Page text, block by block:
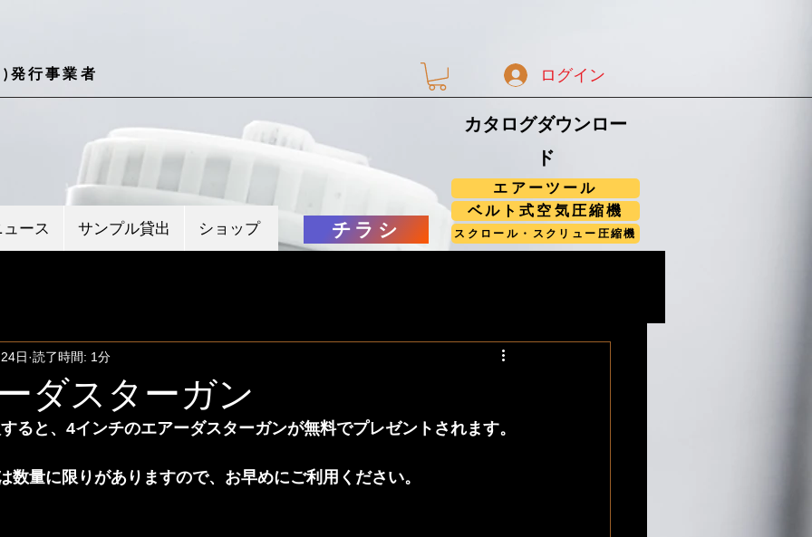
発行事業者 ログイン
エアーツール
ース サンプル貸出 ショップ チラシ
ベルト式空気圧縮機
スクロール・スクリュー圧縮機
カタログダウンロー
ド
ダスターガン
日 読了時間: 1分
ると、4インチのエアーダスターガンが無料でプレゼントされます。
数量に限りがありますので、お早めにご利用ください。